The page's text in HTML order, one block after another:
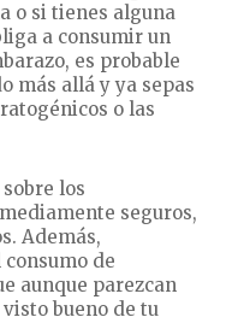
o si tienes alguna
a consumir un
es probable
más allá y ya sepas
o las
los
seguros,
Además,
de
aunque parezcan
bueno de tu